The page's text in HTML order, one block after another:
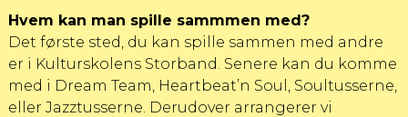
Hvem kan man spille sammmen med?
Det første sted, du kan spille sammen med andre
er i Kulturskolens Storband. Senere kan du komme
med i Dream Team, Heartbeat’n Soul , Soultusserne,
eller Jazztusserne. Derudover arrangerer vi